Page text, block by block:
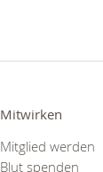
Mitwirken
Mitglied werden
Blut spenden